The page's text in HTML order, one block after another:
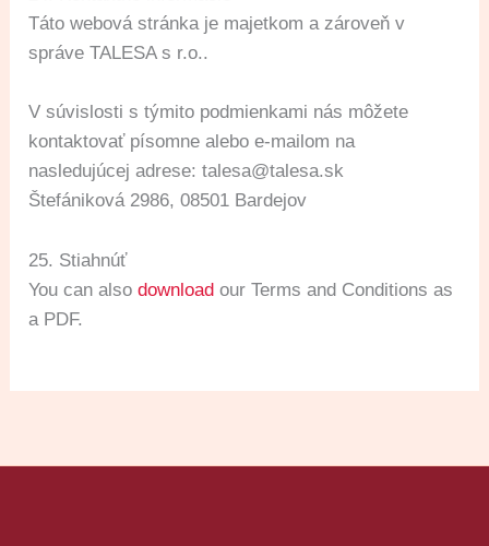
Táto webová stránka je majetkom a zároveň v
správe TALESA s r.o..
V súvislosti s týmito podmienkami nás môžete
kontaktovať písomne alebo e-mailom na
nasledujúcej adrese: talesa@talesa.sk
Štefániková 2986, 08501 Bardejov
25. Stiahnúť
You can alsodownload our Terms and Conditions as
a PDF.